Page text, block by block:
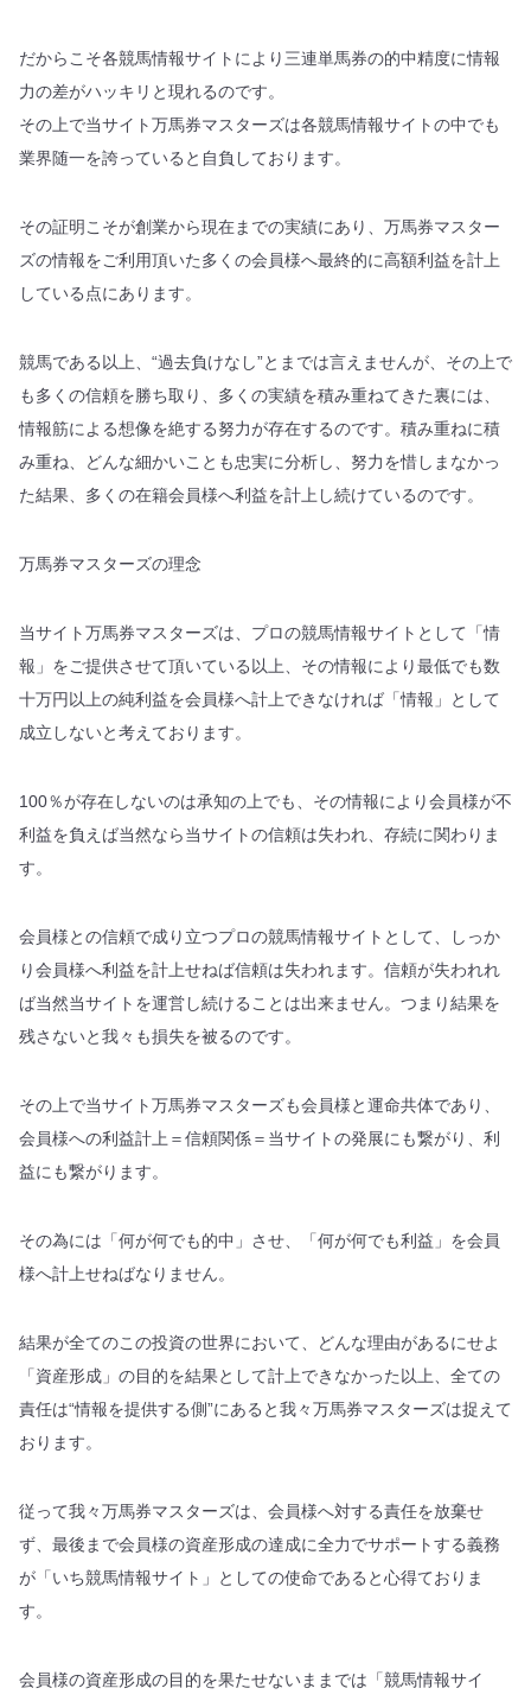
だからこそ各競馬情報サイトにより三連単馬券の的中精度に情報
力の差がハッキリと現れるのです。
その上で当サイト万馬券マスターズは各競馬情報サイトの中でも
業界随一を誇っていると自負しております。
その証明こそが創業から現在までの実績にあり、万馬券マスター
ズの情報をご利用頂いた多くの会員様へ最終的に高額利益を計上
している点にあります。
競馬である以上、“過去負けなし”とまでは言えませんが、その上で
も多くの信頼を勝ち取り、多くの実績を積み重ねてきた裏には、
情報筋による想像を絶する努力が存在するのです。積み重ねに積
み重ね、どんな細かいことも忠実に分析し、努力を惜しまなかっ
た結果、多くの在籍会員様へ利益を計上し続けているのです。
万馬券マスターズの理念
当サイト万馬券マスターズは、プロの競馬情報サイトとして「情
報」をご提供させて頂いている以上、その情報により最低でも数
十万円以上の純利益を会員様へ計上できなければ「情報」として
成立しないと考えております。
100％が存在しないのは承知の上でも、その情報により会員様が不
利益を負えば当然なら当サイトの信頼は失われ、存続に関わりま
す。
会員様との信頼で成り立つプロの競馬情報サイトとして、しっか
り会員様へ利益を計上せねば信頼は失われます。信頼が失われれ
ば当然当サイトを運営し続けることは出来ません。つまり結果を
残さないと我々も損失を被るのです。
その上で当サイト万馬券マスターズも会員様と運命共体であり、
会員様への利益計上＝信頼関係＝当サイトの発展にも繋がり、利
益にも繋がります。
その為には「何が何でも的中」させ、「何が何でも利益」を会員
様へ計上せねばなりません。
結果が全てのこの投資の世界において、どんな理由があるにせよ
「資産形成」の目的を結果として計上できなかった以上、全ての
責任は“情報を提供する側”にあると我々万馬券マスターズは捉えて
おります。
従って我々万馬券マスターズは、会員様へ対する責任を放棄せ
ず、最後まで会員様の資産形成の達成に全力でサポートする義務
が「いち競馬情報サイト」としての使命であると心得ておりま
す。
会員様の資産形成の目的を果たせないままでは「競馬情報サイ